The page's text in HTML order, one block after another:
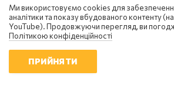
Вадим Денисенко
Україна вступила в надзвичайний
економічний стан: чи є вихід із
кризи
Ми використовуємо cookies для
аналітики та показу вбудованого контенту
YouTube). Продовжуючи перегляд, ви
Політикою конфіденційності
ПРИЙНЯТИ